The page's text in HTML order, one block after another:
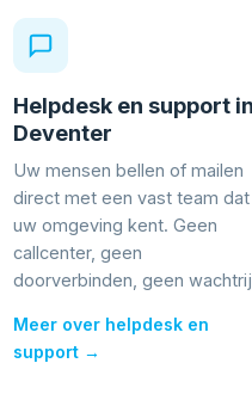
Helpdesk en support in
Deventer
Uw mensen bellen of mailen
direct met een vast team dat
uw omgeving kent. Geen
callcenter, geen
doorverbinden, geen
Meer over helpdesk en
support →